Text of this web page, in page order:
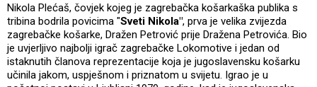
Nikola Plećaš, čovjek kojeg je zagrebačka košarkaška publika s
tribina bodrila povicima "Sveti Nikola", prva je velika zvijezda
zagrebačke košarke, Dražen Petrović prije Dražena Petrovića. Bio
je uvjerljivo najbolji igrač zagrebačke Lokomotive i jedan od
istaknutih članova reprezentacije koja je jugoslavensku košarku
učinila jakom, uspješnom i priznatom u svijetu. Igrao je u